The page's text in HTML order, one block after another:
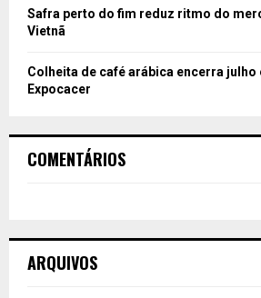
Safra perto do fim reduz ritmo do
Vietnã
Colheita de café arábica encerra julho
Expocacer
COMENTÁRIOS
ARQUIVOS